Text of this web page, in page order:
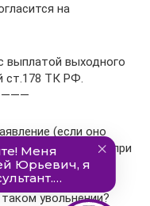
на
выплатой выходного
ст.178 ТК РФ.
(если оно
увольнение при
не отрабатывать
всех
увольнении?